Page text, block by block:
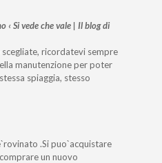
‹ Si vede che vale | Il blog di
scegliate, ricordatevi sempre
manutenzione per poter
spiaggia, stesso
.Si puo`acquistare
un nuovo